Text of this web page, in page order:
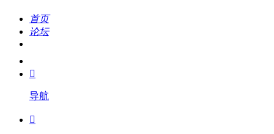
首页
论坛
我的

导航
